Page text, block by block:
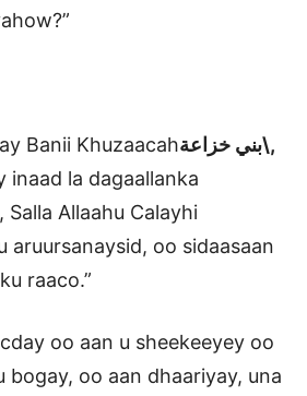
Banii Khuzaacah
بني خزاعة\,
inaad la dagaallanka
Salla Allaahu Calayhi
aruursanaysid, oo sidaasaan
raaco.”
oo aan u sheekeeyey oo
bogay, oo aan dhaariyay, una